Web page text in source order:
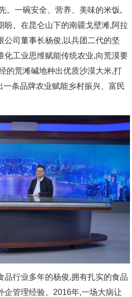
。一碗安全、营养、美味的米饭,
盼。在昆仑山下的南疆戈壁滩,阿拉
公司董事长杨俊,以兵团二代的坚
化工业思维赋能传统农业,向荒漠要
的荒滩碱地种出优质沙漠大米,打
一条品牌农业赋能乡村振兴、富民
品行业多年的杨俊,拥有扎实的食品
企管理经验。2016年,一场大病让